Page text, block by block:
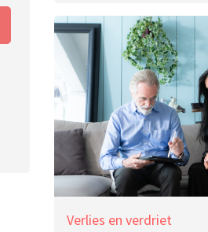
Verlies en verdriet